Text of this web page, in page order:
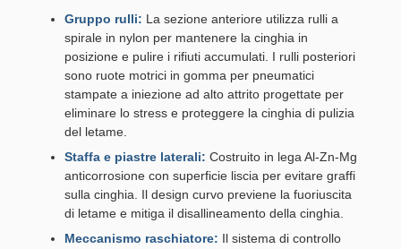
Gruppo rulli: La sezione anteriore utilizza rulli a
spirale in nylon per mantenere la cinghia in
posizione e pulire i rifiuti accumulati. I rulli posteriori
sono ruote motrici in gomma per pneumatici
stampate a iniezione ad alto attrito progettate per
eliminare lo stress e proteggere la cinghia di pulizia
del letame.
Staffa e piastre laterali: Costruito in lega Al-Zn-Mg
anticorrosione con superficie liscia per evitare graffi
sulla cinghia. Il design curvo previene la fuoriuscita
di letame e mitiga il disallineamento della cinghia.
Meccanismo raschiatore: Il sistema di controllo